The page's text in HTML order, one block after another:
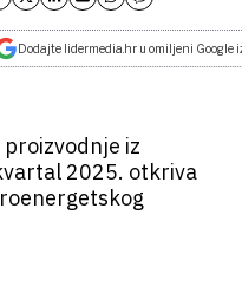
Dodajte lidermedia.hr u omiljeni Google
iz
2025. otkriva